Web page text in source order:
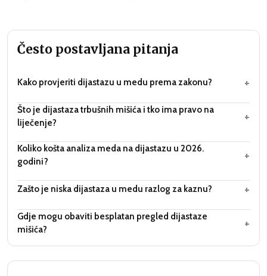
Često postavljana pitanja
Kako provjeriti dijastazu u medu prema zakonu? +
Što je dijastaza trbušnih mišića i tko ima pravo na
liječenje?
+
Koliko košta analiza meda na dijastazu u 2026.
godini?
+
Zašto je niska dijastaza u medu razlog za kaznu? +
Gdje mogu obaviti besplatan pregled dijastaze
mišića?
+